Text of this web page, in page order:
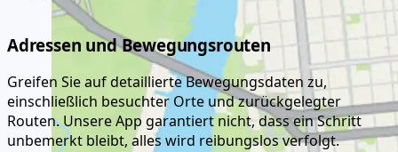
Adressen und Bewegungsrouten
Greifen Sie auf detaillierte Bewegungsdaten zu,
einschließlich besuchter Orte und zurückgelegter
Routen. Unsere App garantiert nicht, dass ein Schritt
unbemerkt bleibt, alles wird reibungslos verfolgt.